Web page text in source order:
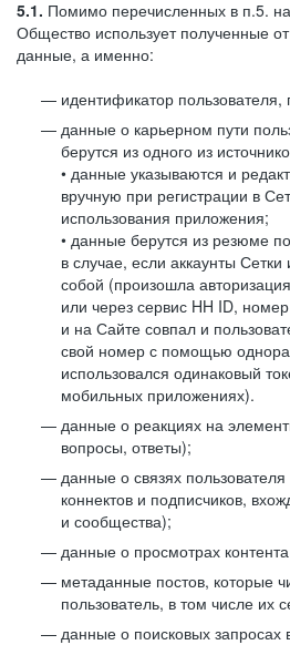
5.1. Помимо перечисленных в п.5.
Общество использует полученные
данные, а именно:
идентификатор
данные о карьерном пути
берутся из одного из
• данные указываются и
вручную при регистрации в
использования приложения;
• данные берутся из резюме
в случае, если аккаунты
собой (произошла
или через сервис HH ID,
и на Сайте совпал и
свой номер с помощью
использовался одинаковый
мобильных приложениях).
данные о реакциях на
вопросы, ответы);
данные о связях
коннектов и подписчиков,
и сообщества);
данные о просмотрах
метаданные постов, которые
пользователь, в том числе их
данные о поисковых запросах